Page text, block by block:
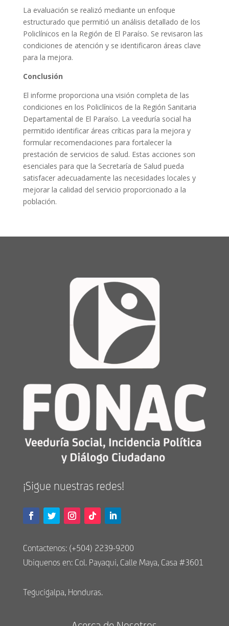
La evaluación se realizó mediante un enfoque
estructurado que permitió un análisis detallado de los
Policlínicos en la Región de El Paraíso. Se revisaron las
condiciones de atención y se identificaron áreas clave
para la mejora.
Conclusión
El informe proporciona una visión completa de las
condiciones en los Policlínicos de la Región Sanitaria
Departamental de El Paraíso. La veeduría social ha
permitido identificar áreas críticas para la mejora y
formular recomendaciones para fortalecer la
prestación de servicios de salud. Estas acciones son
esenciales para que la Secretaría de Salud pueda
satisfacer adecuadamente las necesidades locales y
mejorar la calidad del servicio proporcionado a la
población.
¡Sigue nuestras redes!
Contactenos: (+504) 2239-9200
Ubiquenos en: Col. Payaqui, Calle Maya, Casa #3601
Tegucigalpa, Honduras.